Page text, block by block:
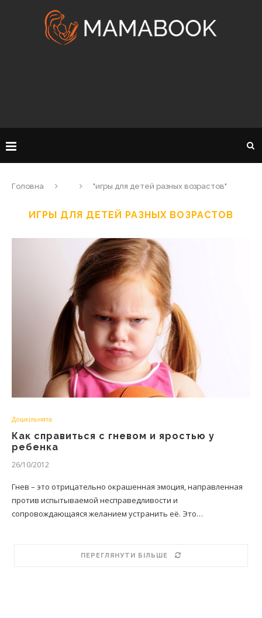
Головна "игры для детей разных возрастов"
ИГРЫ ДЛЯ ДЕТЕЙ РАЗНЫХ ВОЗРАСТОВ
Дошкільнята
Как справиться с гневом и яростью у
ребенка
26/10/2012
Гнев – это отрицательно окрашенная эмоция, направленная
против испытываемой несправедливости и
сопровождающаяся желанием устранить её. Это…
ПЕРЕГЛЯНУТИ БІЛЬШЕ